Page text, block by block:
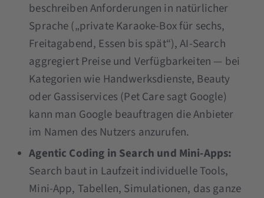
beschreiben Anforderungen in natürlicher
Sprache („private Karaoke-Box für sechs,
Freitagabend, Essen bis spät“), AI-Search
aggregiert Preise und Verfügbarkeiten — bei
Kategorien wie Handwerksdienste, Beauty
oder Gassiservices (Pet Care sagt Google)
kann man Google beauftragen die Anbieter
im Namen des Nutzers anzurufen.
Agentic Coding in Search und Mini-Apps:
Search baut in Laufzeit individuelle Tools,
Mini-App, Tabellen, Simulationen, das ganze